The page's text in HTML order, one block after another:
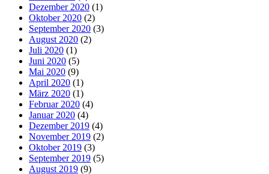
Dezember 2020 (1)
Oktober 2020 (2)
September 2020 (3)
August 2020 (2)
Juli 2020 (1)
Juni 2020 (5)
Mai 2020 (9)
April 2020 (1)
März 2020 (1)
Februar 2020 (4)
Januar 2020 (4)
Dezember 2019 (4)
November 2019 (2)
Oktober 2019 (3)
September 2019 (5)
August 2019 (9)